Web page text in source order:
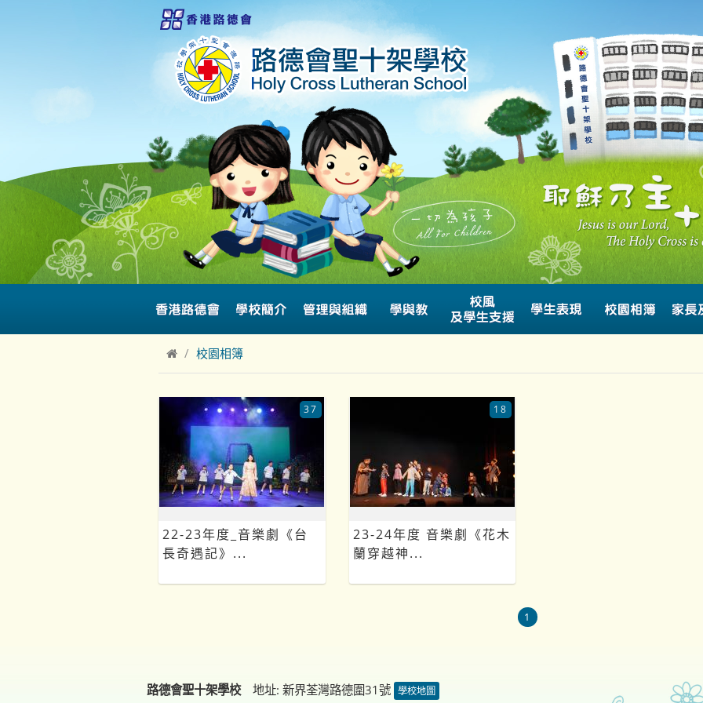
校園相簿
22-23年度_音樂劇《台
長奇遇記》...
37
23-24年度 音樂劇《花木
蘭穿越神...
18
1
路德會聖十架學校 地址: 新界荃灣路德圍31號 學校地圖